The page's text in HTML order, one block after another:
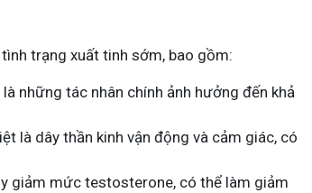
trạng xuất tinh sớm, bao gồm:
những tác nhân chính ảnh hưởng đến khả
là dây thần kinh vận động và cảm giác, có
giảm mức testosterone, có thể làm giảm